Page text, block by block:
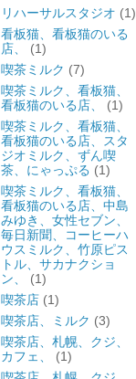
リハーサルスタジオ (1)
看板猫、看板猫のいる
店、
(1)
喫茶ミルク (7)
喫茶ミルク、看板猫、
看板猫のいる店、
(1)
喫茶ミルク、看板猫、
看板猫のいる店、スタ
ジオミルク、ずん喫
茶、にゃっぷる (1)
喫茶ミルク、看板猫、
看板猫のいる店、中島
みゆき、女性セブン、
毎日新聞、コーヒーハ
ウスミルク、竹原ピス
トル、サカナクショ
ン、
(1)
喫茶店 (1)
喫茶店、ミルク (3)
喫茶店、札幌、クジ、
カフェ、
(1)